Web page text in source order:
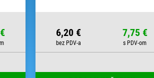
6,20 € 7,75 €